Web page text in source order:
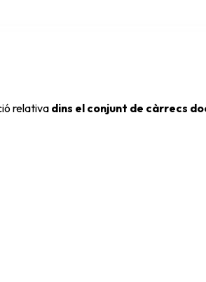
relativadins el conjunt de càrrecs